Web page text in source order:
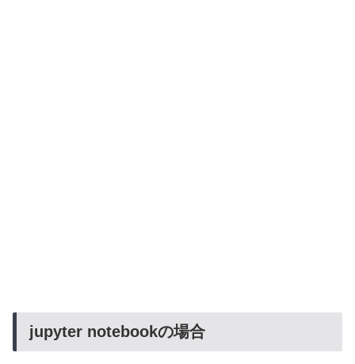
jupyter notebookの場合